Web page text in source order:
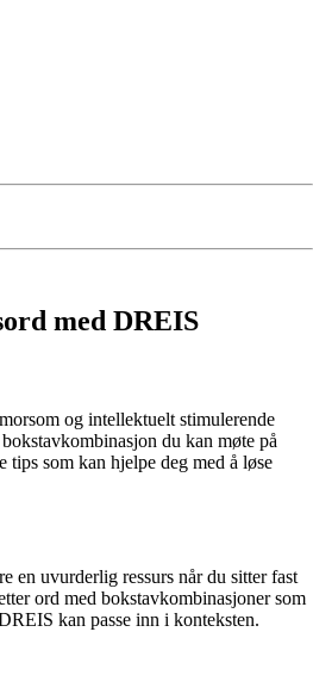
med DREIS
og intellektuelt stimulerende
du kan møte på
tips som kan hjelpe deg med å løse
en uvurderlig ressurs når du sitter fast
ord med bokstavkombinasjoner som
kan passe inn i konteksten.